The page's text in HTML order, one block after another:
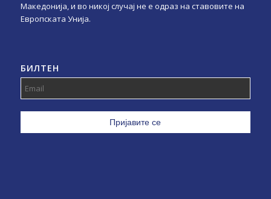
Македонија, и во никој случај не е одраз на ставовите на
Европската Унија.
БИЛТЕН